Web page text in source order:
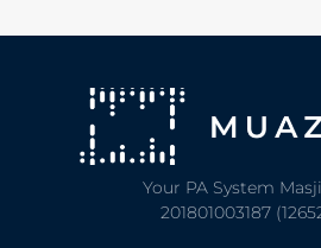
Your PA System
201801003187